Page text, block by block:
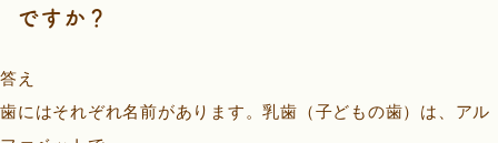
ですか？
答え
歯にはそれぞれ名前があります。乳歯（子どもの歯）は、アル